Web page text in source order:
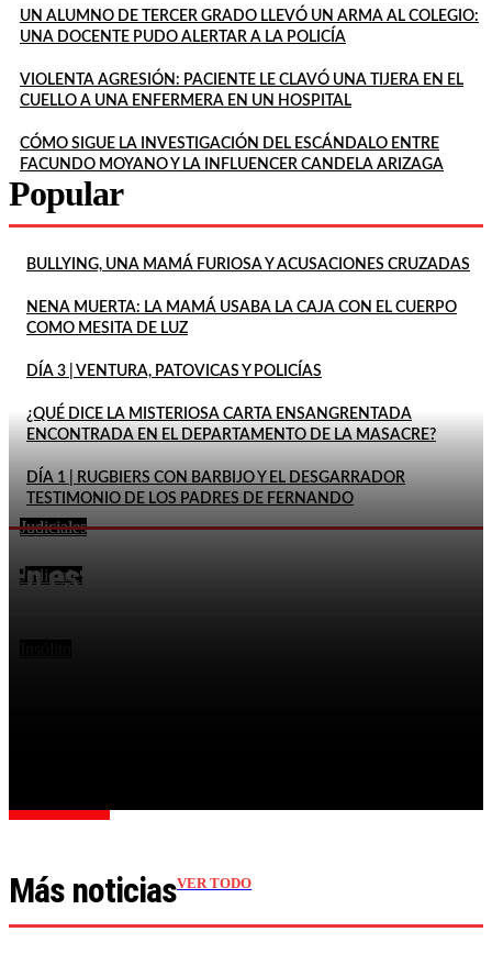
UN ALUMNO DE TERCER GRADO LLEVÓ UN ARMA AL COLEGIO:
UNA DOCENTE PUDO ALERTAR A LA POLICÍA
VIOLENTA AGRESIÓN: PACIENTE LE CLAVÓ UNA TIJERA EN EL
CUELLO A UNA ENFERMERA EN UN HOSPITAL
CÓMO SIGUE LA INVESTIGACIÓN DEL ESCÁNDALO ENTRE
FACUNDO MOYANO Y LA INFLUENCER CANDELA ARIZAGA
Popular
BULLYING, UNA MAMÁ FURIOSA Y ACUSACIONES CRUZADAS
NENA MUERTA: LA MAMÁ USABA LA CAJA CON EL CUERPO
COMO MESITA DE LUZ
DÍA 3 | VENTURA, PATOVICAS Y POLICÍAS
¿QUÉ DICE LA MISTERIOSA CARTA ENSANGRENTADA
ENCONTRADA EN EL DEPARTAMENTO DE LA MASACRE?
DÍA 1 | RUGBIERS CON BARBIJO Y EL DESGARRADOR
TESTIMONIO DE LOS PADRES DE FERNANDO
En este momento
Judiciales
DETENIDOS: «ESTABA OBSESIONADO CON ELLA»
Judiciales
Más noticiasVER TODO